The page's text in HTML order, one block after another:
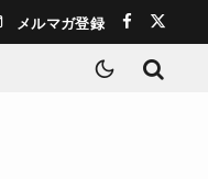
メルマガ登録